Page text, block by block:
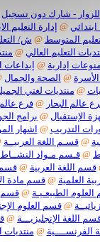
- شارك دون تسجيل
@ إدارة التعليم
المتوسط @ ش/
التعليم العالي @
منوعات إدارية @ إبداعات
@ الصحة والجمال
@ منتديات لغتي
عالم البحار @فرع
الإستقبال @ برامج
التدريب @ اشهار
@قسـم اللغة العربيــة
@ قـسم مـواد النشــاط
قسم اللغة العربية @قسم
العلمية @قسم مادة
الطبيعـيـة @ قسم
@قسم العلوم
اللغة الإنجليزيـــة @
الفرنســــية @ منتديات